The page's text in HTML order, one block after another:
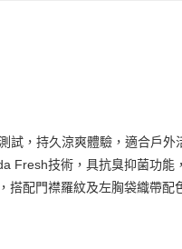
行
華泰商業銀行
遠東國際商業銀行
永豐商業銀行
兆豐國際商業銀行
行
華泰商業銀行
遠東國際商業銀行
試，持久涼爽體驗，適合戶外
Fresh技術，具抗臭抑菌功能
搭配門襟羅紋及左胸袋織帶配